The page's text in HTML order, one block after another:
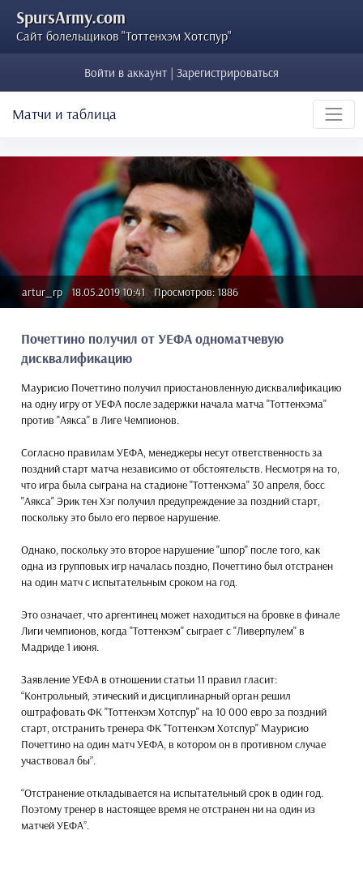
SpursArmy.com
Сайт болельщиков "Тоттенхэм Хотспур"
Войти в аккаунт | Зарегистрироваться
Матчи и таблица
artur_rp 18.05.2019 10:41 Просмотров: 1886
Почеттино получил от УЕФА одноматчевую
дисквалификацию
Маурисио Почеттино получил приостановленную дисквалификацию
на одну игру от УЕФА после задержки начала матча "Тоттенхэма"
против "Аякса" в Лиге Чемпионов.
Согласно правилам УЕФА, менеджеры несут ответственность за
поздний старт матча независимо от обстоятельств. Несмотря на то,
что игра была сыграна на стадионе "Тоттенхэма" 30 апреля, босс
"Аякса" Эрик тен Хэг получил предупреждение за поздний старт,
поскольку это было его первое нарушение.
Однако, поскольку это второе нарушение "шпор" после того, как
одна из групповых игр началась поздно, Почеттино был отстранен
на один матч с испытательным сроком на год.
Это означает, что аргентинец может находиться на бровке в финале
Лиги чемпионов, когда "Тоттенхэм" сыграет с "Ливерпулем" в
Мадриде 1 июня.
Заявление УЕФА в отношении статьи 11 правил гласит:
“Контрольный, этический и дисциплинарный орган решил
оштрафовать ФК "Тоттенхэм Хотспур" на 10 000 евро за поздний
старт, отстранить тренера ФК "Тоттенхэм Хотспур" Маурисио
Почеттино на один матч УЕФА, в котором он в противном случае
участвовал бы”.
“Отстранение откладывается на испытательный срок в один год.
Поэтому тренер в настоящее время не отстранен ни на один из
матчей УЕФА”.